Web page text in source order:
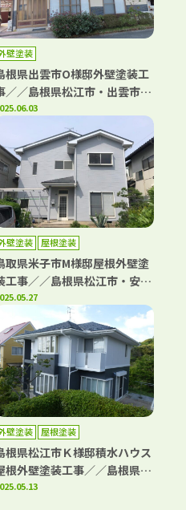
壁塗装
根県出雲市O様邸外壁塗装工
／／島根県松江市・出雲市・
田市・雲南市・鳥取県米子
市・境港市の「きじま塗装」
壁塗装 屋根塗装
取県米子市M様邸屋根外壁塗
工事／／島根県松江市・安来
・出雲市・大田市・雲南市
取県米子市・境港市の「きじ
塗装」
壁塗装 屋根塗装
根県松江市Ｋ様邸積水ハウス
根外壁塗装工事／／島根県松
市・安来市・出雲市・大田